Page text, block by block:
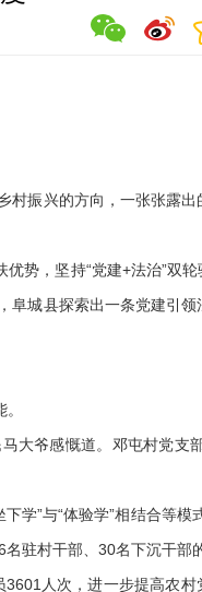
振兴的方向，一张张露出
势，坚持“党建+法治”双轮
阜城县探索出一条党建引
大爷感慨道。邓屯村党支
学”与“体验学”相结合等模
驻村干部、30名下沉干部
人次，进一步提高农村